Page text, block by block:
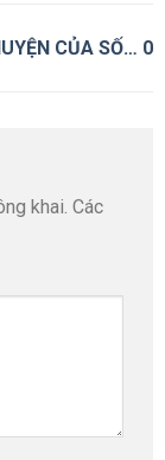
CỦA SỐ… 0
khai. Các